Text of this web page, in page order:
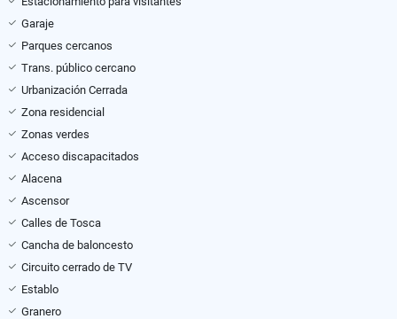
Garaje
Parques cercanos
Trans. público cercano
Urbanización Cerrada
Zona residencial
Zonas verdes
Acceso discapacitados
Alacena
Ascensor
Calles de Tosca
Cancha de baloncesto
Circuito cerrado de TV
Establo
Granero